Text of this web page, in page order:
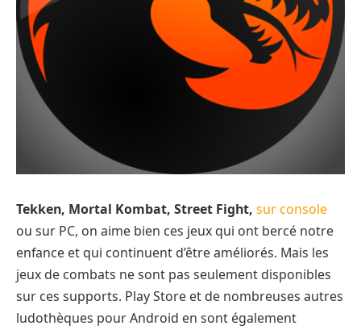
Tekken, Mortal Kombat, Street Fight, sur console
ou sur PC, on aime bien ces jeux qui ont bercé notre
enfance et qui continuent d’être améliorés. Mais les
jeux de combats ne sont pas seulement disponibles
sur ces supports. Play Store et de nombreuses autres
ludothèques pour Android en sont également